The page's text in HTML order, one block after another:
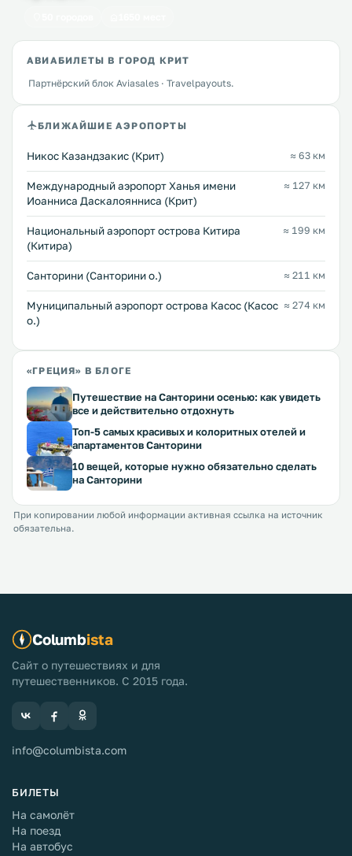
АВИАБИЛЕТЫ В ГОРОД КРИТ
Партнёрский блок Aviasales · Travelpayouts.
БЛИЖАЙШИЕ АЭРОПОРТЫ
Никос Казандзакис (Крит) ≈ 63 км
Международный аэропорт Ханья имени
Иоанниса Даскалоянниса (Крит)
≈ 127 км
Национальный аэропорт острова Китира
(Китира)
≈ 199 км
Санторини (Санторини о.) ≈ 211 км
Муниципальный аэропорт острова Касос (Касос
о.)
≈ 274 км
«ГРЕЦИЯ» В БЛОГЕ
Путешествие на Санторини осенью: как увидеть
все и действительно отдохнуть
Топ-5 самых красивых и колоритных отелей и
апартаментов Санторини
10 вещей, которые нужно обязательно сделать
на Санторини
При копировании любой информации активная ссылка на источник
обязательна.
Columbista
Сайт о путешествиях и для
путешественников. С 2015 года.
info@columbista.com
БИЛЕТЫ
На самолёт
На поезд
На автобус